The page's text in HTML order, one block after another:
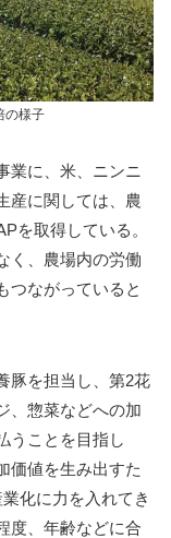
の様子
業に、米、ニンニ
産に関しては、農
を取得している。
く、農場内の労働
つながっていると
豚を担当し、第2花
、惣菜などへの加
うことを目指し
価値を生み出すた
化に力を入れてき
度、年齢などに合